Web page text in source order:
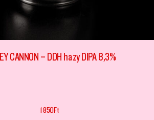
CANNON – DDH hazy DIPA 8,3%
1 850Ft